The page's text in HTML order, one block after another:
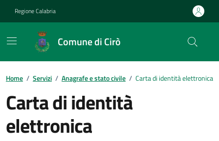
Regione Calabria
Comune di Cirò
Home / Servizi / Anagrafe e stato civile / Carta di identità elettronica
Carta di identità
elettronica